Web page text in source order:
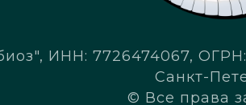
ИНН: 7726474067, ОГРН:
Санкт-
© Все права